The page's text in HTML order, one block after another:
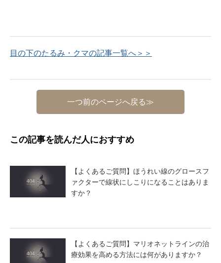
目の下のたるみ・クマの記事一覧へ＞＞
一つ前のページへ戻る≫
この記事を読んだ人におすすめ
【よくあるご質問】ほうれい線のグロースフ
ァクターで線状にしこりになることはありま
すか？
【よくあるご質問】マリオネットラインの治
療効果を高める方法には何がありますか？